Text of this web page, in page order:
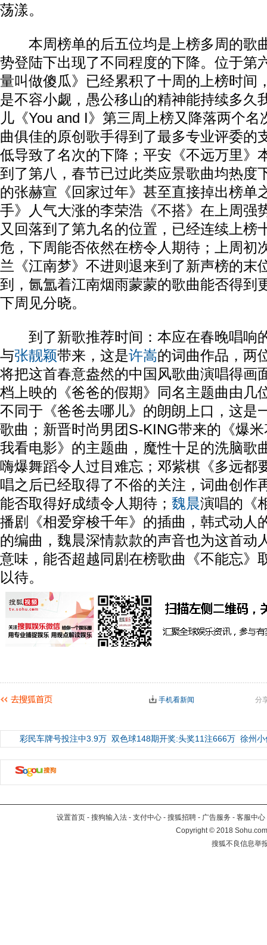
荡漾。
本周榜单的后五位均是上榜多周的歌
势登陆下出现了不同程度的下降。位于第
量叫做傻瓜》已经累积了十周的上榜时间
是不容小觑，愚公移山的精神能持续多久
儿《You and I》第三周上榜又降落两个名
曲俱佳的原创歌手得到了最多专业评委的
低导致了名次的下降；平安《不远万里》
到了第八，春节已过此类应景歌曲均热度
的张赫宣《回家过年》甚至直接掉出榜单
手》人气大涨的李荣浩《不搭》在上周强
又回落到了第九名的位置，已经连续上榜
危，下周能否依然在榜令人期待；上周初
兰《江南梦》不进则退来到了新声榜的末
到，氤氲着江南烟雨蒙蒙的歌曲能否得到
下周见分晓。
到了新歌推荐时间：本应在春晚唱响
与张靓颖带来，这是许嵩的词曲作品，两
将把这首春意盎然的中国风歌曲演唱得画
档上映的《爸爸的假期》同名主题曲由几
不同于《爸爸去哪儿》的朗朗上口，这是
歌曲；新晋时尚男团S-KING带来的《爆
我看电影》的主题曲，魔性十足的洗脑歌
嗨爆舞蹈令人过目难忘；邓紫棋《多远都
唱之后已经取得了不俗的关注，词曲创作
能否取得好成绩令人期待； 魏晨演唱的《
播剧《相爱穿梭千年》的插曲，韩式动人
的编曲，魏晨深情款款的声音也为这首动
意味，能否超越同剧在榜歌曲《不能忘》
以待。
分
手机看新闻
彩民车牌号投注中3.9万 双色球148期开奖:头奖11注666万 徐州
设置首页 - 搜狗输入法 - 支付中心 - 搜狐招聘 - 广告服务 - 客服中心
Copyright©2018
搜狐不良信息举